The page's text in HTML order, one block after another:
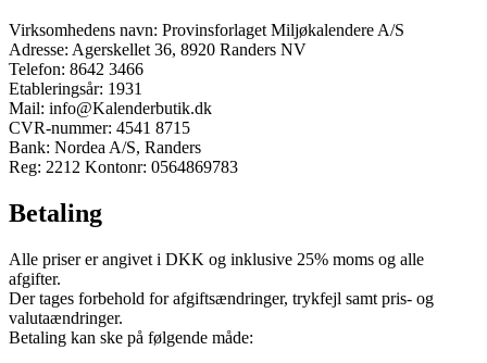
Virksomhedens navn: Provinsforlaget Miljøkalendere A/S
Adresse: Agerskellet 36, 8920 Randers NV
Telefon: 8642 3466
Etableringsår: 1931
Mail: info@Kalenderbutik.dk
CVR-nummer: 4541 8715
Bank: Nordea A/S, Randers
Reg: 2212 Kontonr: 0564869783
Betaling
Alle priser er angivet i DKK og inklusive 25% moms og alle
afgifter.
Der tages forbehold for afgiftsændringer, trykfejl samt pris- og
valutaændringer.
Betaling kan ske på følgende måde: